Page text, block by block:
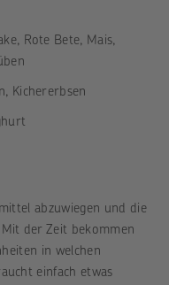
Rote Bete, Mais,
Kichererbsen
abzuwiegen und die
der Zeit bekommen
in welchen
einfach etwas